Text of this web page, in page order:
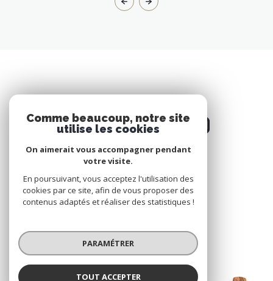
Nous suivre
Comme beaucoup, notre site
utilise les cookies
On aimerait vous accompagner pendant
votre visite.
En poursuivant, vous acceptez l'utilisation des
cookies par ce site, afin de vous proposer des
contenus adaptés et réaliser des statistiques !
PARAMÉTRER
TOUT ACCEPTER